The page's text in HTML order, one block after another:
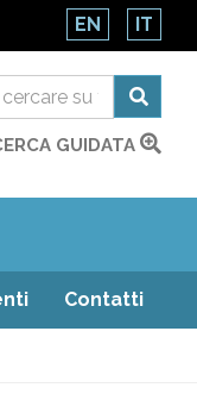
EN IT
GUIDATA
Contatti